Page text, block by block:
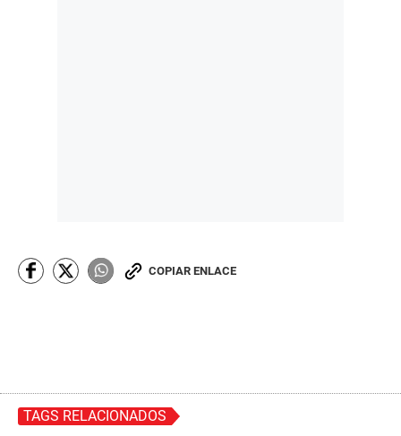
COPIAR ENLACE
TAGS RELACIONADOS